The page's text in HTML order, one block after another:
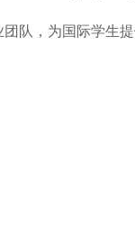
队，为国际学生